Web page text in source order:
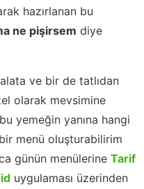
hazırlanan bu
ne pişirsem diye
ve bir de tatlıdan
olarak mevsimine
yemeğin yanına hangi
menü oluşturabilirim
günün menülerine Tarif
uygulaması üzerinden